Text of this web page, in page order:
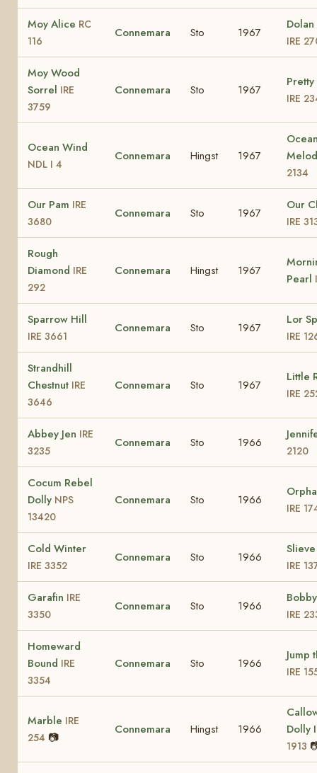
Moy Alice RC
116
Connemara Sto 1967
IRE
Moy Wood
Sorrel IRE
3759
Connemara Sto 1967
IRE
Ocean Wind
NDL I 4
Connemara Hingst 1967
2134
Our Pam IRE
3680
Connemara Sto 1967
Our
IRE
Rough
Diamond IRE
292
Connemara Hingst 1967
Pearl
Sparrow Hill
IRE 3661
Connemara Sto 1967
Lor
IRE
Strandhill
Chestnut IRE
3646
Connemara Sto 1967
Little
IRE
Abbey Jen IRE
3235
Connemara Sto 1966
2120
Cocum Rebel
Dolly NPS
13420
Connemara Sto 1966
IRE
Cold Winter
IRE 3352
Connemara Sto 1966
IRE
Garafin IRE
3350
Connemara Sto 1966
IRE
Homeward
Bound IRE
3354
Connemara Sto 1966
Jump
IRE
Marble IRE
254 📷
Connemara Hingst 1966
Dolly
1913